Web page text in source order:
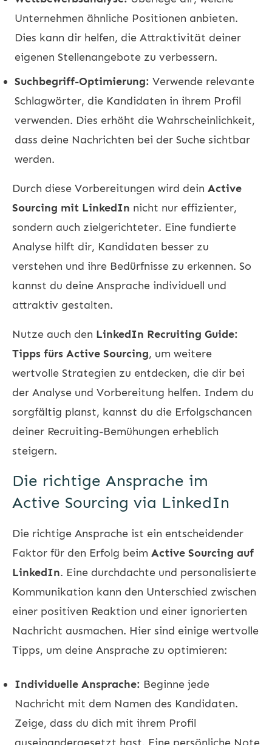
Unternehmen ähnliche Positionen anbieten.
Dies kann dir helfen, die Attraktivität deiner
eigenen Stellenangebote zu verbessern.
Suchbegriff-Optimierung: Verwende relevante
Schlagwörter, die Kandidaten in ihrem Profil
verwenden. Dies erhöht die Wahrscheinlichkeit,
dass deine Nachrichten bei der Suche sichtbar
werden.
Durch diese Vorbereitungen wird dein Active
Sourcing mit LinkedIn nicht nur effizienter,
sondern auch zielgerichteter. Eine fundierte
Analyse hilft dir, Kandidaten besser zu
verstehen und ihre Bedürfnisse zu erkennen. So
kannst du deine Ansprache individuell und
attraktiv gestalten.
Nutze auch den LinkedIn Recruiting Guide:
Tipps fürs Active Sourcing, um weitere
wertvolle Strategien zu entdecken, die dir bei
der Analyse und Vorbereitung helfen. Indem du
sorgfältig planst, kannst du die Erfolgschancen
deiner Recruiting-Bemühungen erheblich
steigern.
Die richtige Ansprache im
Active Sourcing via LinkedIn
Die richtige Ansprache ist ein entscheidender
Faktor für den Erfolg beim Active Sourcing auf
LinkedIn. Eine durchdachte und personalisierte
Kommunikation kann den Unterschied zwischen
einer positiven Reaktion und einer ignorierten
Nachricht ausmachen. Hier sind einige wertvolle
Tipps, um deine Ansprache zu optimieren:
Individuelle Ansprache: Beginne jede
Nachricht mit dem Namen des Kandidaten.
Zeige, dass du dich mit ihrem Profil